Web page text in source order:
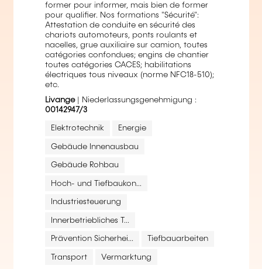
former pour informer, mais bien de former
pour qualifier. Nos formations "Sécurité":
Attestation de conduite en sécurité des
chariots automoteurs, ponts roulants et
nacelles, grue auxiliaire sur camion, toutes
catégories confondues; engins de chantier
toutes catégories CACES; habilitations
électriques tous niveaux (norme NFC18-510);
etc.
Livange| Niederlassungsgenehmigung :
00142947/3
Elektrotechnik Energie
Gebäude Innenausbau
Gebäude Rohbau
Hoch- und Tiefbaukon...
Industriesteuerung
Innerbetriebliches T...
Prävention Sicherhei... Tiefbauarbeiten
Transport Vermarktung